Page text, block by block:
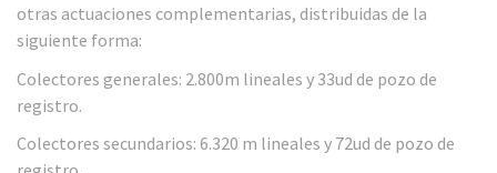
otras actuaciones complementarias, distribuidas de la
siguiente forma:
Colectores generales: 2.800m lineales y 33ud de pozo de
registro.
Colectores secundarios: 6.320 m lineales y 72ud de pozo de